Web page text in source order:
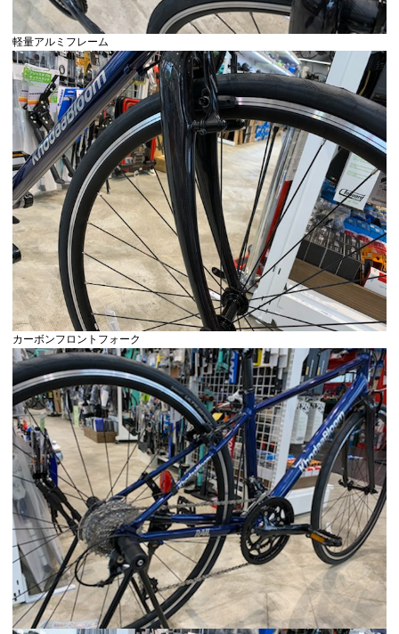
軽量アルミフレーム
カーボンフロントフォーク